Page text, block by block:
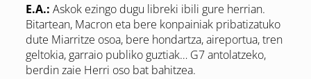
E.A.: Askok ezingo dugu libreki ibili gure herrian.
Bitartean, Macron eta bere konpainiak pribatizatuko
dute Miarritze osoa, bere hondartza, aireportua, tren
geltokia, garraio publiko guztiak… G7 antolatzeko,
berdin zaie Herri oso bat bahitzea.